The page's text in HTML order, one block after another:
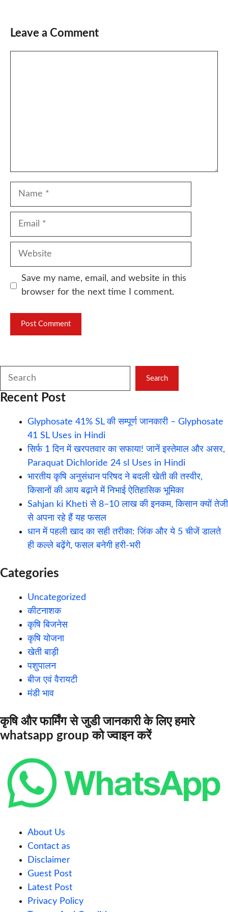
Leave a Comment
Name
Email
Website
Save my name, email, and website in this
browser for the next time I comment.
Search
Search
Recent Post
Glyphosate 41% SL की सम्पूर्ण जानकारी – Glyphosate
41 SL Uses in Hindi
सिर्फ 1 दिन में खरपतवार का सफाया! जानें इस्तेमाल और असर,
Paraquat Dichloride 24 sl Uses in Hindi
भारतीय कृषि अनुसंधान परिषद ने बदली खेती की तस्वीर,
किसानों की आय बढ़ाने में निभाई ऐतिहासिक भूमिका
Sahjan ki Kheti से 8–10 लाख की इनकम, किसान क्यों तेजी
से अपना रहे हैं यह फसल
धान में पहली खाद का सही तरीका: जिंक और ये 5 चीजें डालते
ही कल्ले बढ़ेंगे, फसल बनेगी हरी-भरी
Categories
Uncategorized
कीटनाशक
कृषि बिजनेस
कृषि योजना
खेती बाड़ी
पशुपालन
बीज एवं वैरायटी
मंडी भाव
कृषि और फार्मिंग से जुडी जानकारी के लिए हमारे
whatsapp group को ज्वाइन करें
About Us
Contact as
Disclaimer
Guest Post
Latest Post
Privacy Policy